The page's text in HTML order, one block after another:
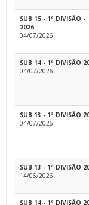
SUB 15 - 1ª DIVISÃO -
2026
04/07/2026
SUB 14 - 1ª DIVISÃO
04/07/2026
SUB 13 - 1ª DIVISÃO
04/07/2026
SUB 13 - 1ª DIVISÃO
14/06/2026
SUB 14 - 1ª DIVISÃO